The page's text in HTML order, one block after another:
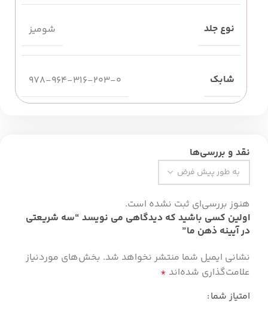
نوع جلد شومیز
شابک 978-964-316-203-0
نقد و بررسی‌ها
هنوز بررسی‌ای ثبت نشده است.
اولین کسی باشید که دیدگاهی می نویسد “سه شریعتی
در آیینه ذهن ما”
نشانی ایمیل شما منتشر نخواهد شد. بخش‌های موردنیاز
علامت‌گذاری شده‌اند *
امتیاز شما